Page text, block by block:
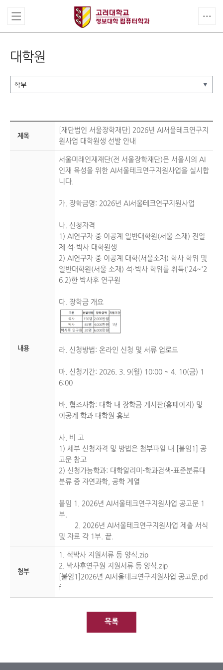
대학원
제목
[재단법인 서울장학재단] 2026년 AI서울테크연구지
원사업 대학원생 선발 안내
내용
서울미래인재재단(전 서울장학재단)은 서울시의 AI
인재 육성을 위한 AI서울테크연구지원사업을 실시합
니다.
가. 장학금명: 2026년 AI서울테크연구지원사업
나. 신청자격
1) AI연구자 중 이공계 일반대학원(서울 소재) 전일
제 석·박사 대학원생
2) AI연구자 중 이공계 대학(서울소재) 학사 학위 및
일반대학원(서울 소재) 석·박사 학위를 취득('24~'2
6.2)한 박사후 연구원
다. 장학금 개요
라. 신청방법: 온라인 신청 및 서류 업로드
마. 신청기간: 2026. 3. 9(월) 10:00 ~ 4. 10(금) 1
6:00
바. 협조사항: 대학 내 장학금 게시판(홈페이지) 및
이공계 학과 대학원 홍보
사. 비 고
1) 세부 신청자격 및 방법은 첨부파일 내 [붙임1] 공
고문 참고
2) 신청가능학과: 대학알리미-학과검색-표준분류대
분류 중 자연과학, 공학 계열
붙임 1. 2026년 AI서울테크연구지원사업 공고문 1
부.
2. 2026년 AI서울테크연구지원사업 제출 서식
및 자료 각 1부. 끝.
첨부
1. 석박사 지원서류 등 양식.zip
2. 박사후연구원 지원서류 등 양식.zip
[붙임1]2026년 AI서울테크연구지원사업 공고문.pd
f
목록